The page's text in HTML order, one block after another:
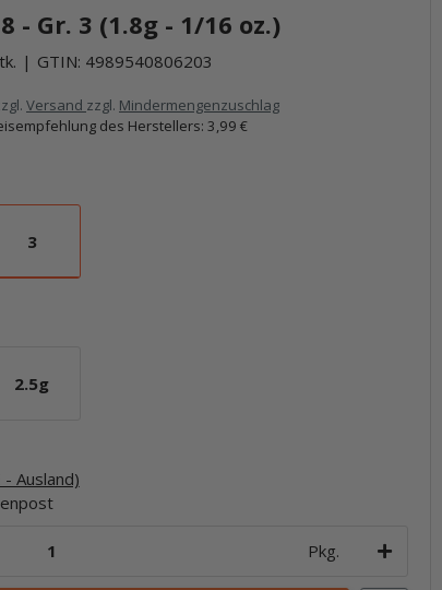
- Gr. 3 (1.8g - 1/16 oz.)
GTIN: 4989540806203
Versand zzgl. Mindermengenzuschlag
des Herstellers: 3,99 €
3
3
2.5g
2.5g
- Ausland)
Pkg.